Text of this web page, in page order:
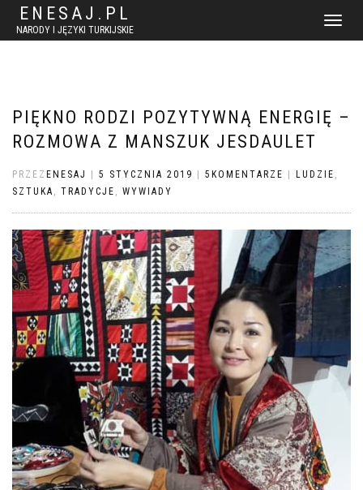
ENESAJ.PL
NARODY I JĘZYKI TURKIJSKIE
WŁĄCZ
PIĘKNO RODZI POZYTYWNĄ ENERGIĘ –
ROZMOWA Z MANSZUK JESDAULET
PRZEZ ENESAJ 5 STYCZNIA 2019 5KOMENTARZE LUDZIE ,
SZTUKA , TRADYCJE , WYWIADY